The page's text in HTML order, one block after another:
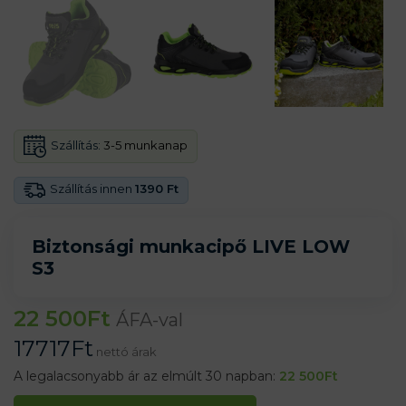
Biztonsági munkacipő LIVE LOW
S3
Szállítás innen 1390 Ft
Szállítás: 3-5 munkanap
22 500Ft ÁFA-val
17717Ft nettó árak
A legalacsonyabb ár az elmúlt 30 napban: 22 500Ft